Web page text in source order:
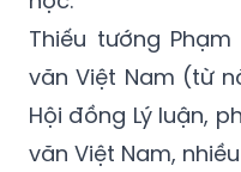
Thiếu tướng
văn Việt Nam (từ
Hội đồng Lý luận,
văn Việt Nam,